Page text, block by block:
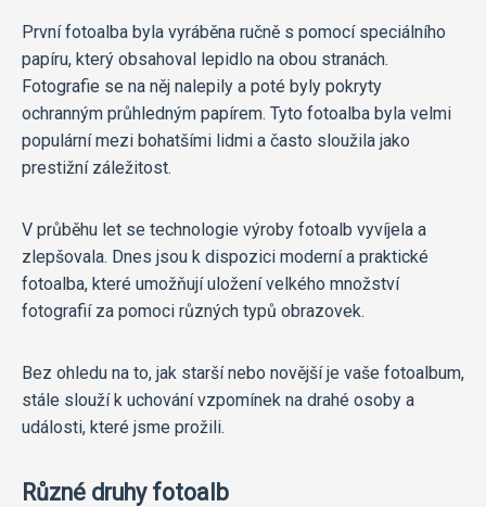
První fotoalba byla vyráběna ručně s pomocí speciálního
papíru, který obsahoval lepidlo na obou stranách.
Fotografie se na něj nalepily a poté byly pokryty
ochranným průhledným papírem. Tyto fotoalba byla velmi
populární mezi bohatšími lidmi a často sloužila jako
prestižní záležitost.
V průběhu let se technologie výroby fotoalb vyvíjela a
zlepšovala. Dnes jsou k dispozici moderní a praktické
fotoalba, které umožňují uložení velkého množství
fotografií za pomoci různých typů obrazovek.
Bez ohledu na to, jak starší nebo novější je vaše fotoalbum,
stále slouží k uchování vzpomínek na drahé osoby a
události, které jsme prožili.
Různé druhy fotoalb